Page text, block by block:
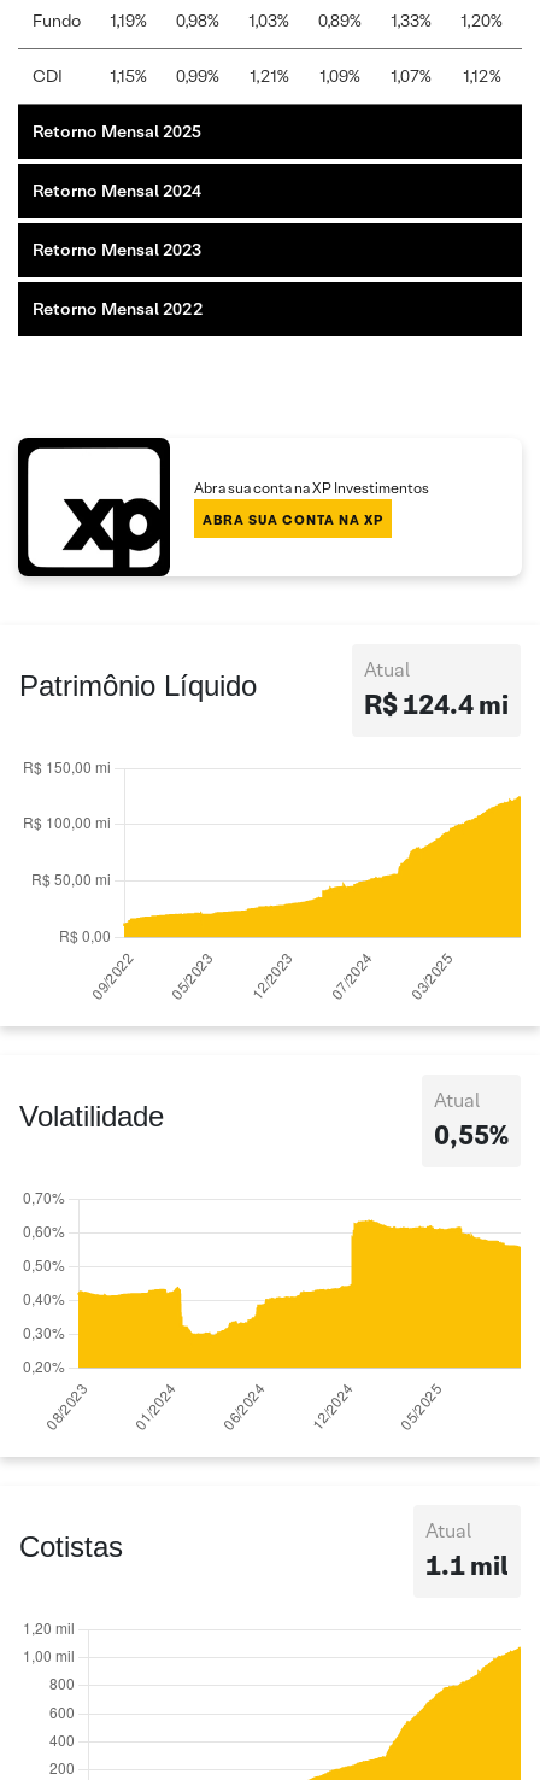
Fundo 1,19% 0,98% 1,03% 0,89% 1,33% 1,20%
CDI 1,15% 0,99% 1,21% 1,09% 1,07% 1,12%
Retorno Mensal 2025
Retorno Mensal 2024
Retorno Mensal 2023
Retorno Mensal 2022
Abra sua conta na XP Investimentos
ABRA SUA CONTA NA XP
Patrimônio Líquido Atual
R$ 124.4 mi
Volatilidade Atual
0,55%
Cotistas Atual
1.1 mil